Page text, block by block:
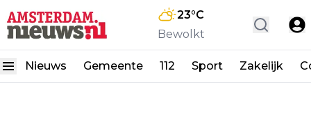
23°C
Bewolkt
Nieuws Gemeente 112 Sport Zakelijk